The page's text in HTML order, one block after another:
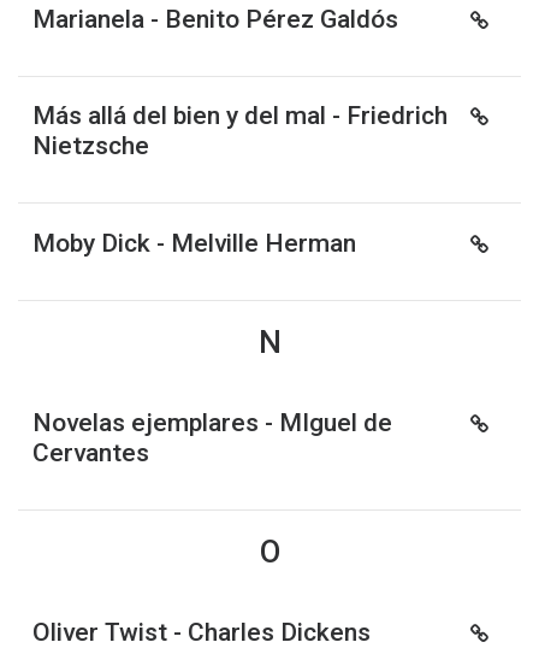
Marianela - Benito Pérez Galdós
Más allá del bien y del mal - Friedrich
Nietzsche
Moby Dick - Melville Herman
N
Novelas ejemplares - MIguel de
Cervantes
O
Oliver Twist - Charles Dickens